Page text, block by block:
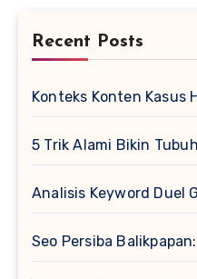
Recent Posts
Konteks Konten Kasus
5 Trik Alami Bikin
Analisis Keyword Duel
Seo Persiba